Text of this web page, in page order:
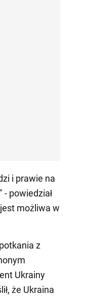
i prawie na
- powiedział
możliwa w
z
Ukrainy
że Ukraina